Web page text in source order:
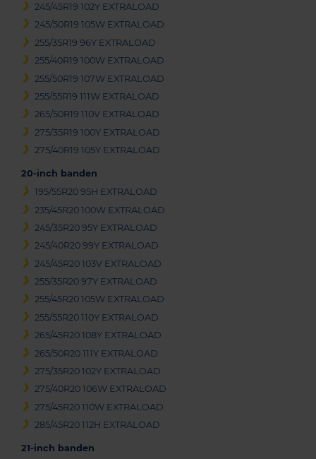
245/45R19 102Y EXTRALOAD
245/50R19 105W EXTRALOAD
255/35R19 96Y EXTRALOAD
255/40R19 100W EXTRALOAD
255/50R19 107W EXTRALOAD
255/55R19 111W EXTRALOAD
265/50R19 110V EXTRALOAD
275/35R19 100Y EXTRALOAD
275/40R19 105Y EXTRALOAD
20-inch banden
195/55R20 95H EXTRALOAD
235/45R20 100W EXTRALOAD
245/35R20 95Y EXTRALOAD
245/40R20 99Y EXTRALOAD
245/45R20 103V EXTRALOAD
255/35R20 97Y EXTRALOAD
255/45R20 105W EXTRALOAD
255/55R20 110Y EXTRALOAD
265/45R20 108Y EXTRALOAD
265/50R20 111Y EXTRALOAD
275/35R20 102Y EXTRALOAD
275/40R20 106W EXTRALOAD
275/45R20 110W EXTRALOAD
285/45R20 112H EXTRALOAD
21-inch banden